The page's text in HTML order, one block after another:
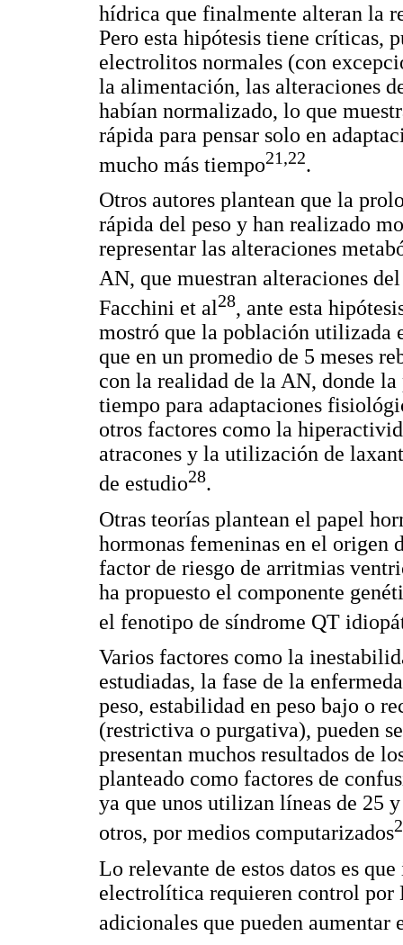
hídrica que finalmente alteran la
Pero esta hipótesis tiene críticas,
electrolitos normales (con
la alimentación, las alteraciones
habían normalizado, lo que
rápida para pensar solo en
mucho más tiempo21,22.
Otros autores plantean que la
rápida del peso y han realizado
representar las alteraciones
AN, que muestran alteraciones
Facchini et al 28, ante esta
mostró que la población utilizada
que en un promedio de 5 meses
con la realidad de la AN, donde
tiempo para adaptaciones
otros factores como la
atracones y la utilización de
de estudio28.
Otras teorías plantean el papel
hormonas femeninas en el origen
factor de riesgo de arritmias
ha propuesto el componente
el fenotipo de síndrome QT
Varios factores como la
estudiadas, la fase de la
peso, estabilidad en peso bajo o
(restrictiva o purgativa), pueden
presentan muchos resultados de
planteado como factores de
ya que unos utilizan líneas de 25
otros, por medios computarizados
Lo relevante de estos datos es
electrolítica requieren control por
adicionales que pueden aumentar